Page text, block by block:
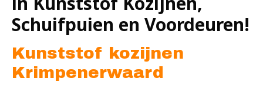
Schuifpuien en Voordeuren!
Kunststof kozijnen
Krimpenerwaard